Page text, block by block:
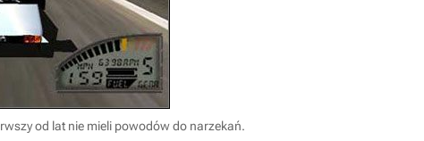
od lat nie mieli powodów do narzekań.